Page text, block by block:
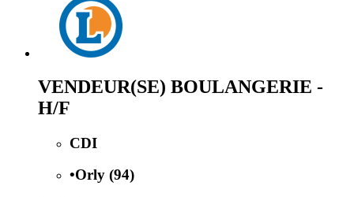
VENDEUR(SE) BOULANGERIE -
H/F
CDI
•Orly (94)